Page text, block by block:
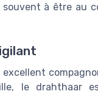
souvent à être au
excellent
le drahthaar